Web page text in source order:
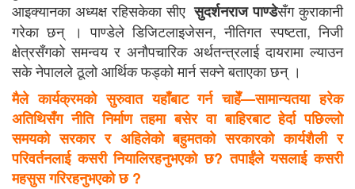
आइक्यानका अध्यक्ष रहिसकेका सीए सुदर्शनराज पाण्डेसँग कुराकानी
गरेका छन् । पाण्डेले डिजिटलाइजेसन, नीतिगत स्पष्टता, निजी
क्षेत्रसँगको समन्वय र अनौपचारिक अर्थतन्त्रलाई दायरामा ल्याउन
सके नेपालले ठूलो आर्थिक फड्को मार्न सक्ने बताएका छन् ।
मैले कार्यक्रमको सुरुवात यहाँबाट गर्न चाहेँ—सामान्यतया हरेक
अतिथिसँग नीति निर्माण तहमा बसेर वा बाहिरबाट हेर्दा पछिल्लो
समयको सरकार र अहिलेको बहुमतको सरकारको कार्यशैली र
परिवर्तनलाई कसरी नियालिरहनुभएको छ? तपाईंले यसलाई कसरी
महसुस गरिरहनुभएको छ ?